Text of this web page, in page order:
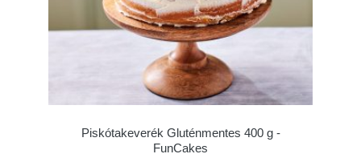
Piskótakeverék Gluténmentes 400 g -
FunCakes